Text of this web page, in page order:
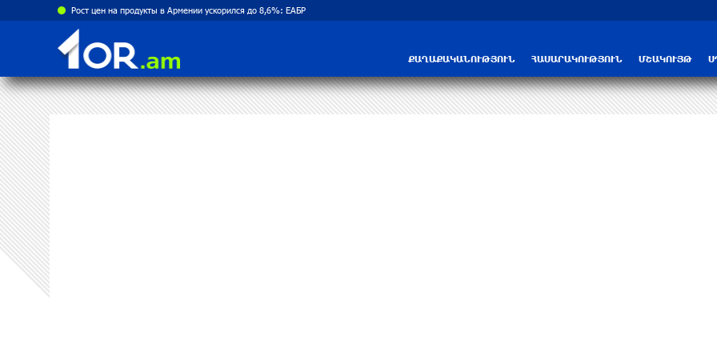
Рост цен на продукты в Армении ускорился до 8,6%: ЕАБР
ՔԱՂԱՔԱԿԱՆՈՒԹՅՈՒՆ ՀԱՍԱՐԱԿՈՒԹՅՈՒՆ ՄՇԱԿՈՒՅԹ